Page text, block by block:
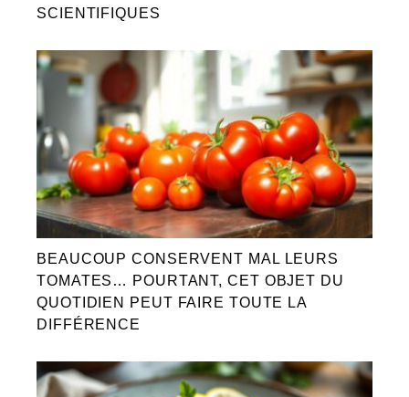
SCIENTIFIQUES
BEAUCOUP CONSERVENT MAL LEURS
TOMATES… POURTANT, CET OBJET DU
QUOTIDIEN PEUT FAIRE TOUTE LA
DIFFÉRENCE